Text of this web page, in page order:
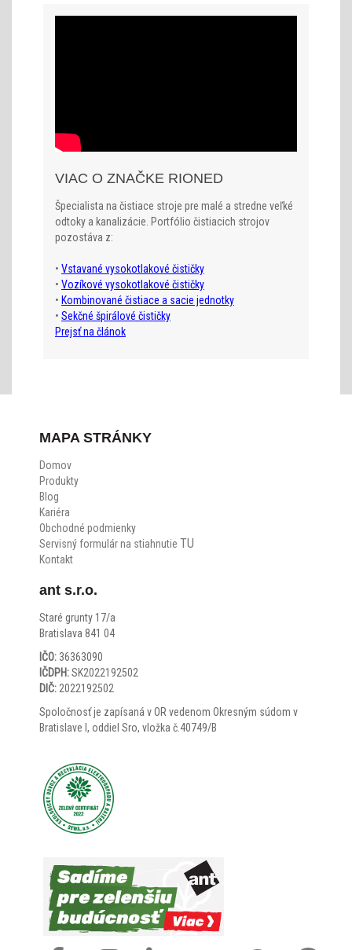
VIAC O ZNAČKE RIONED
Špecialista na čistiace stroje pre malé a stredne veľké
odtoky a kanalizácie. Portfólio čistiacich strojov
pozostáva z:
• Vstavané vysokotlakové čističky
• Vozíkové vysokotlakové čističky
• Kombinované čistiace a sacie jednotky
• Sekčné špirálové čističky
Prejsť na článok
MAPA STRÁNKY
Domov
Produkty
Blog
Kariéra
Obchodné podmienky
Servisný formulár na stiahnutie TU
Kontakt
ant s.r.o.
Staré grunty 17/a
Bratislava 841 04
IČO: 36363090
IČDPH:SK2022192502
DIČ:2022192502
Spoločnosť je zapísaná v OR vedenom Okresným súdom v
Bratislave I, oddiel Sro, vložka č.40749/B